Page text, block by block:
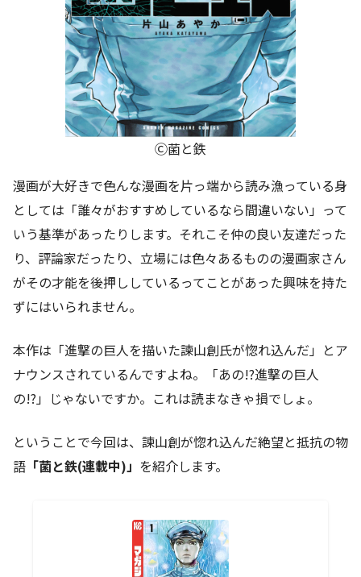
Ⓒ菌と鉄
漫画が大好きで色んな漫画を片っ端から読み漁っている身
としては「誰々がおすすめしているなら間違いない」って
いう基準があったりします。それこそ仲の良い友達だった
り、評論家だったり、立場には色々あるものの漫画家さん
がその才能を後押ししているってことがあった興味を持た
ずにはいられません。
本作は「進撃の巨人を描いた諫山創氏が惚れ込んだ」とア
ナウンスされているんですよね。「あの!?進撃の巨人
の!?」じゃないですか。これは読まなきゃ損でしょ。
ということで今回は、諫山創が惚れ込んだ絶望と抵抗の物
語 「菌と鉄(連載中)」 を紹介します。